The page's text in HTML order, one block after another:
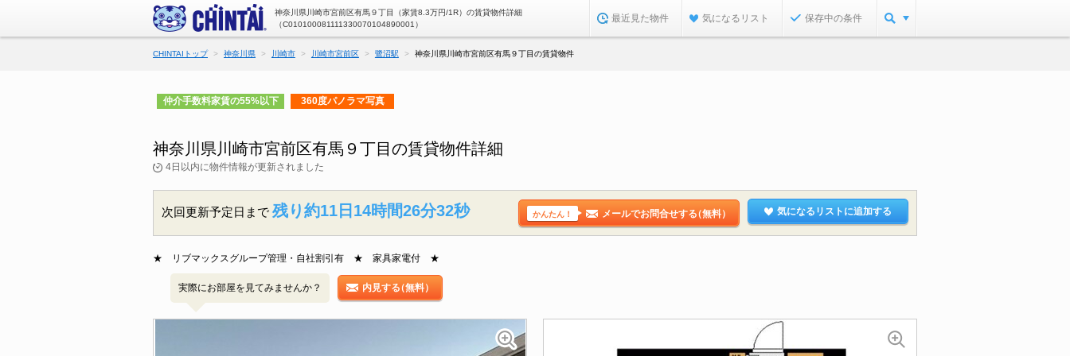
神奈川県川崎市宮前区有馬９丁目（家賃8.3万円/1R）の賃貸物件詳細
（C010100081111330070104890001）
最近見た物件 気になるリスト 保存中の条件
CHINTAIトップ 神奈川県 川崎市 川崎市宮前区 鷺沼駅 神奈川県川崎市宮前区有馬９丁目の賃貸物件
仲介手数料家賃の55%以下 360度パノラマ写真
神奈川県川崎市宮前区有馬９丁目の賃貸物件詳細
4日以内に物件情報が更新されました
次回更新予定日まで 残り約11日14時間26分30秒 かんたん！ メールでお問合せする（無料） 気になるリストに追加する
★ リブマックスグループ管理・自社割引有 ★ 家具家電付 ★
実際にお部屋を見てみませんか？ 内見する（無料）